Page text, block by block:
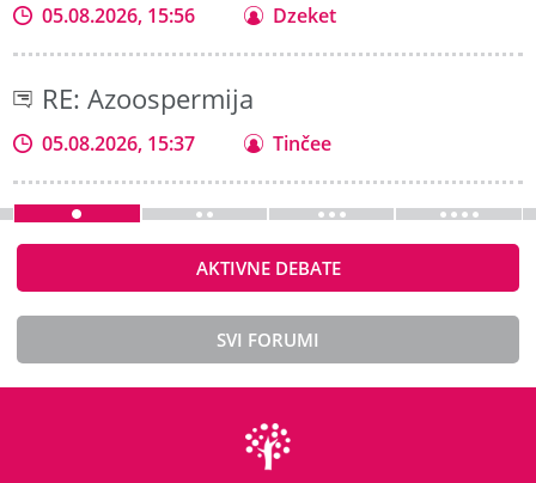
05.08.2026, 15:56 Dzeket
RE: Azoospermija
05.08.2026, 15:37 Tinčee
AKTIVNE DEBATE
SVI FORUMI